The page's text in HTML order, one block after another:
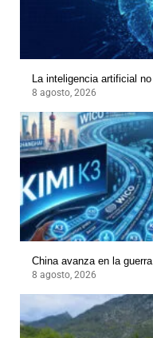
La inteligencia artificial
8 agosto, 2026
China avanza en la
8 agosto, 2026